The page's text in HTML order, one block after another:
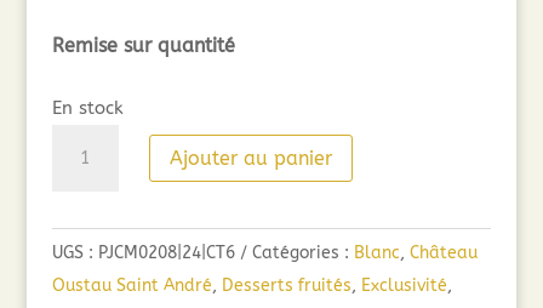
Remise sur quantité
En stock
Ajouter au panier
UGS : PJCM0208|24|CT6 Catégories : Blanc, Château
Oustau Saint André, Desserts fruités, Exclusivité,